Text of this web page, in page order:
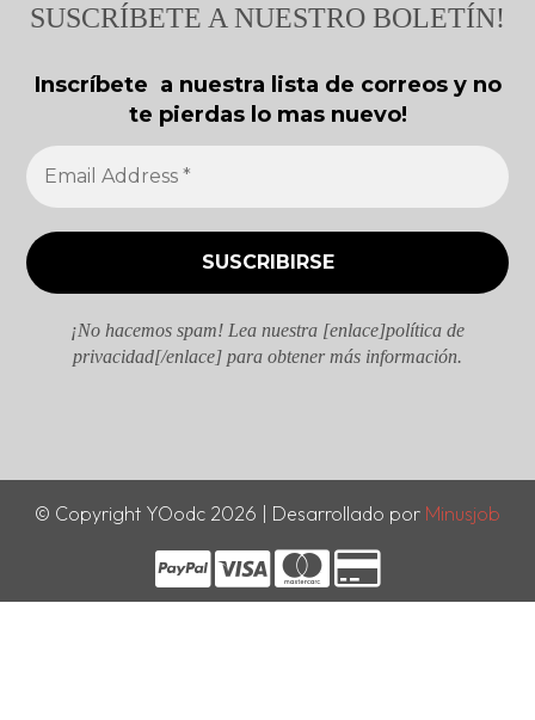
SUSCRÍBETE A NUESTRO BOLETÍN!
Inscríbete a nuestra lista de correos y no
te pierdas lo mas nuevo!
¡No hacemos spam! Lea nuestra [enlace]política de
privacidad[/enlace] para obtener más información.
© Copyright YOodc 2026 | Desarrollado por Minusjob